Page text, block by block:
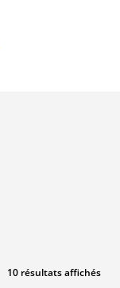
10 résultats affichés